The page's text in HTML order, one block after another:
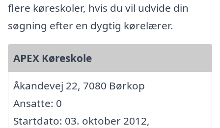
flere køreskoler, hvis du vil udvide din
søgning efter en dygtig kørelærer.
APEX Køreskole
Åkandevej 22, 7080 Børkop
Ansatte: 0
Startdato: 03. oktober 2012,